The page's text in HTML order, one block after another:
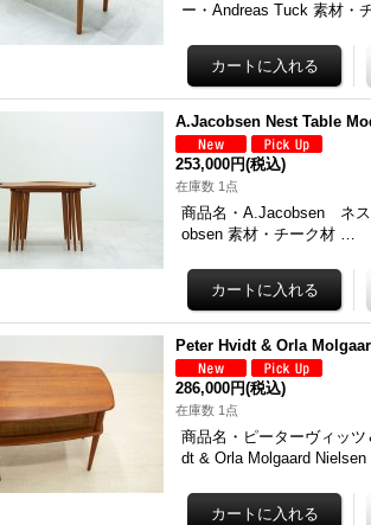
ー・Andreas Tuck 素材・
A.Jacobsen Nest Table
253,000円(税込)
在庫数 1点
商品名・A.Jacobsen ネス
obsen 素材・チーク材 …
Peter Hvidt & Orla
286,000円(税込)
在庫数 1点
商品名・ピーターヴィッ
dt & Orla Molgaard